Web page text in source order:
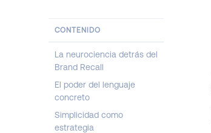
CONTENIDO
La neurociencia detrás del
Brand Recall
El poder del lenguaje
concreto
Simplicidad como
estrategia